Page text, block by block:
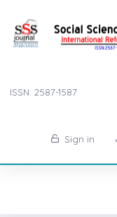
ISSN: 2587-1587
Sign in